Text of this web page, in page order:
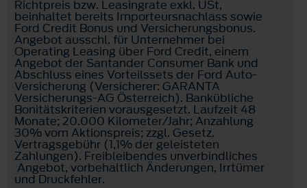
Richtpreis bzw. Leasingrate exkl. USt,
beinhaltet bereits Importeursnachlass sowie
Ford Credit Bonus und Versicherungsbonus.
Angebot ausschl. für Unternehmer bei
Operating Leasing über Ford Credit, einem
Angebot der Santander Consumer Bank und
Abschluss eines Vorteilssets der Ford Auto-
Versicherung (Versicherer: GARANTA
Versicherungs-AG Österreich). Bankübliche
Bonitätskriterien vorausgesetzt. Laufzeit 48
Monate; 20.000 Kilometer/Jahr; Anzahlung
30% vom Aktionspreis; zzgl. Gesetz.
Vertragsgebühr (1,1% der geleisteten
Zahlungen). Freibleibendes unverbindliches
Angebot, vorbehaltlich Änderungen, Irrtümer
und Druckfehler.